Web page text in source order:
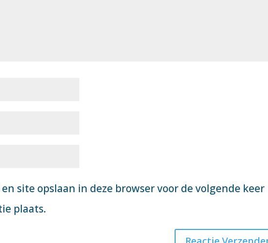
site opslaan in deze browser voor de volgende keer
plaats.